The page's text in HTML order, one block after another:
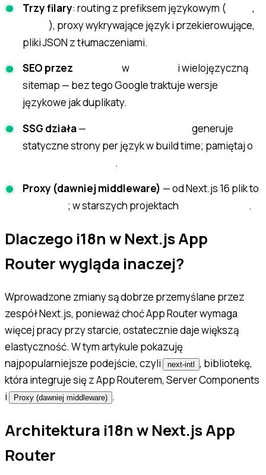
Trzy filary: routing z prefiksem językowym ( ,
), proxy wykrywające język i przekierowujące,
pliki JSON z tłumaczeniami.
SEO przez
w
i wielojęzyczną
sitemap — bez tego Google traktuje wersje
językowe jak duplikaty.
SSG działa—
generuje
statyczne strony per język w build time; pamiętaj o
.
Proxy (dawniej middleware) — od Next.js 16 plik to
; w starszych projektach .
Dlaczego i18n w Next.js App
Router wygląda inaczej?
Wprowadzone zmiany są dobrze przemyślane przez
zespół Next.js, ponieważ choć App Router wymaga
więcej pracy przy starcie, ostatecznie daje większą
elastyczność. W tym artykule pokazuję
najpopularniejsze podejście, czyli
next-intl
, bibliotekę,
która integruje się z App Routerem, Server Components
i
Proxy (dawniej middleware) .
Architektura i18n w Next.js App
Router